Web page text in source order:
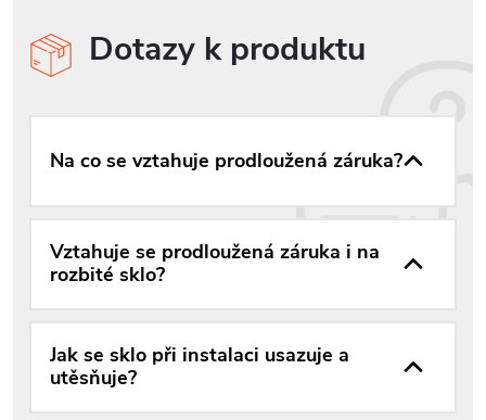
Dotazy k produktu
Na co se vztahuje prodloužená záruka?
Vztahuje se prodloužená záruka i na
rozbité sklo?
Jak se sklo při instalaci usazuje a
utěsňuje?